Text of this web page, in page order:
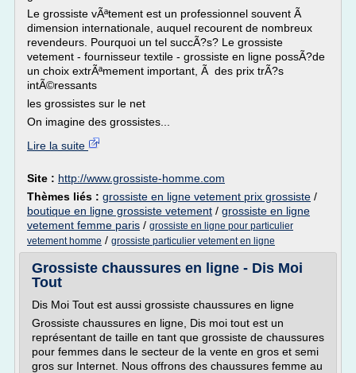
Le grossiste vÃªtement est un professionnel souvent Ã
dimension internationale, auquel recourent de nombreux
revendeurs. Pourquoi un tel succÃ?s? Le grossiste
vetement - fournisseur textile - grossiste en ligne possÃ?de
un choix extrÃªmement important, Ã des prix trÃ?s
intÃ©ressants
les grossistes sur le net
On imagine des grossistes...
Lire la suite
Site : http://www.grossiste-homme.com
Thèmes liés : grossiste en ligne vetement prix grossiste /
boutique en ligne grossiste vetement / grossiste en ligne
vetement femme paris / grossiste en ligne pour particulier
vetement homme / grossiste particulier vetement en ligne
Grossiste chaussures en ligne - Dis Moi
Tout
Dis Moi Tout est aussi grossiste chaussures en ligne
Grossiste chaussures en ligne, Dis moi tout est un
représentant de taille en tant que grossiste de chaussures
pour femmes dans le secteur de la vente en gros et semi
gros sur Internet. Nous offrons des chaussures femme au